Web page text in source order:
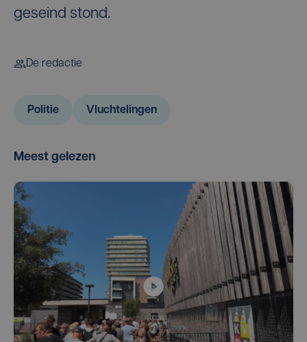
geseind stond.
De redactie
Politie Vluchtelingen
Meest gelezen